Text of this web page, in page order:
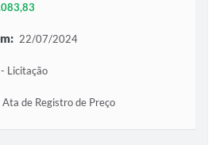
22/07/2024
Licitação
Ata de Registro de Preço